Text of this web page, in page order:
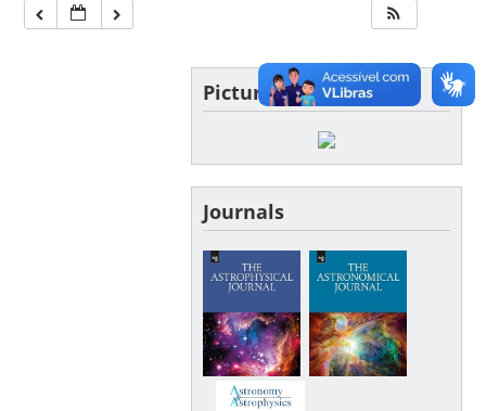
Picture of the day
Journals